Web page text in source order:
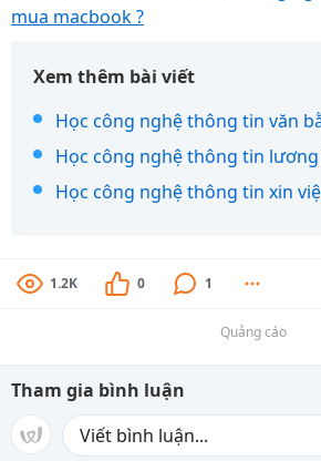
mua macbook ?
Xem thêm bài viết
Học công nghệ thông tin văn
Học công nghệ thông tin
Học công nghệ thông tin xin
1.2K 0 1
Quảng cáo
Tham gia bình luận